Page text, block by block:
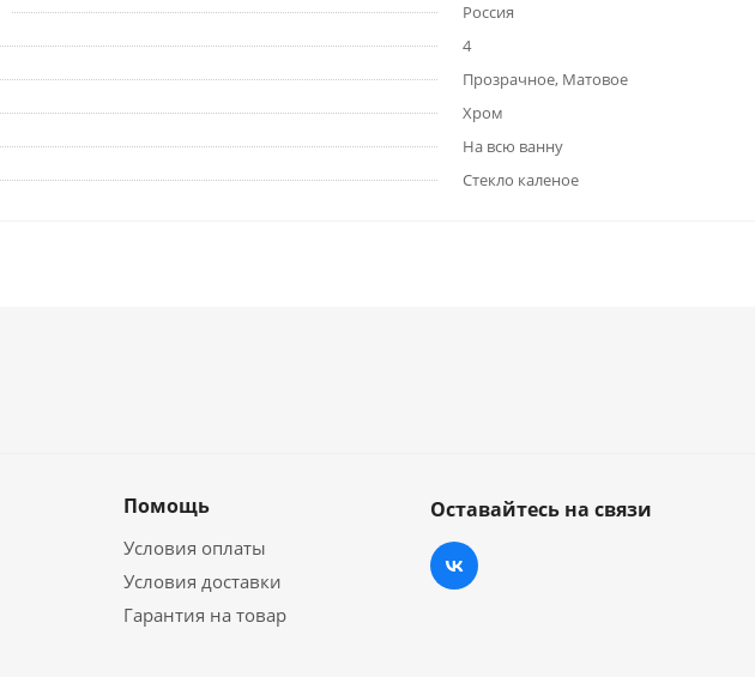
Россия
4
Прозрачное, Матовое
Хром
На всю ванну
Стекло каленое
Помощь
Условия оплаты
Условия доставки
Гарантия на товар
Оставайтесь на связи